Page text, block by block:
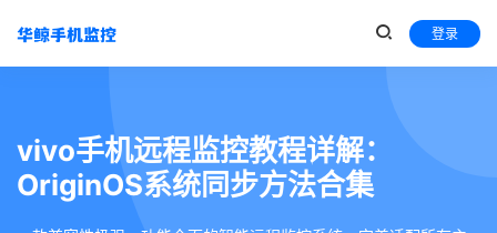
登录
vivo手机远程监控教程详解：
OriginOS系统同步方法合集